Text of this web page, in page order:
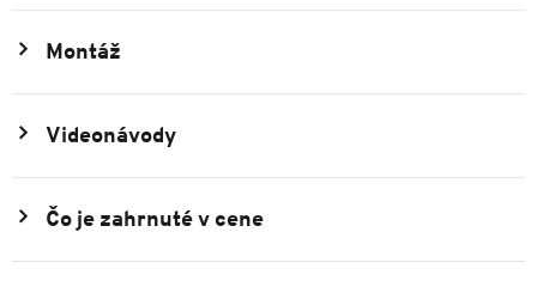
Montáž
Videonávody
Čo je zahrnuté v cene